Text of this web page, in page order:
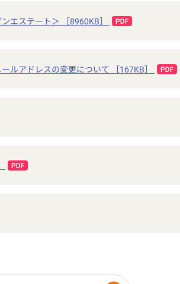
エステート＞ ［8960KB］
ルアドレスの変更について ［167KB］